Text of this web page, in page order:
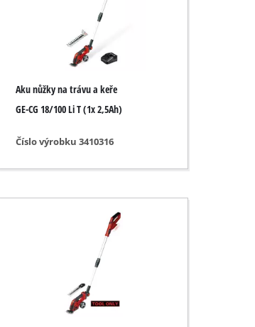
Aku nůžky na trávu a keře
GE-CG 18/100 Li T (1x 2,5Ah)
Číslo výrobku 3410316